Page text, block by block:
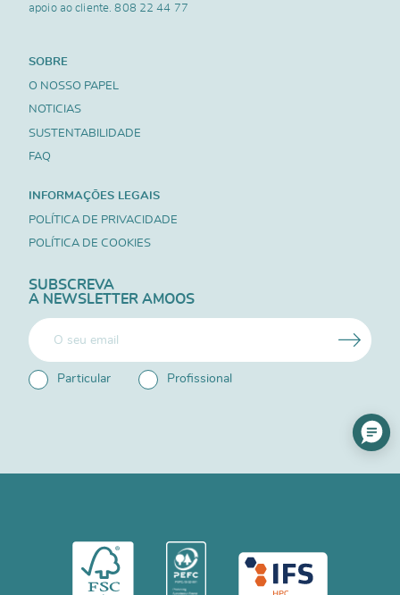
apoio ao cliente.808 22 44 77
SOBRE
O NOSSO PAPEL
NOTICIAS
SUSTENTABILIDADE
FAQ
INFORMAÇÕES LEGAIS
POLÍTICA DE PRIVACIDADE
POLÍTICA DE COOKIES
SUBSCREVA
A NEWSLETTER AMOOS
Particular Profissional